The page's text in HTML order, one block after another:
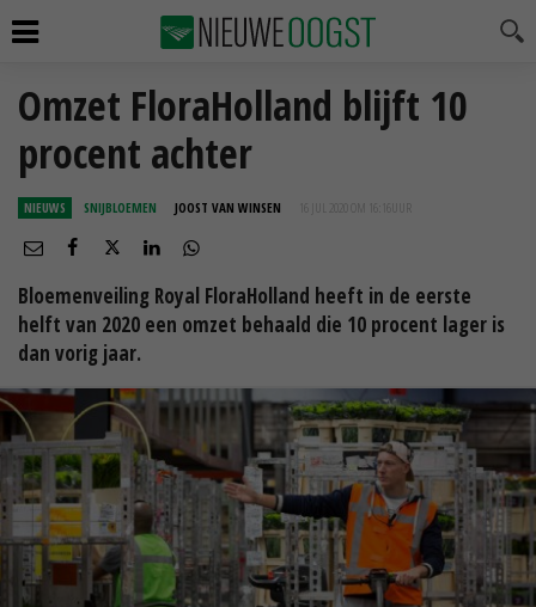
Omzet FloraHolland blijft 10
procent achter
NIEUWS SNIJBLOEMEN JOOST VAN WINSEN 16 JUL 2020 OM 16:16
Bloemenveiling Royal FloraHolland heeft in de eerste
helft van 2020 een omzet behaald die 10 procent lager is
dan vorig jaar.